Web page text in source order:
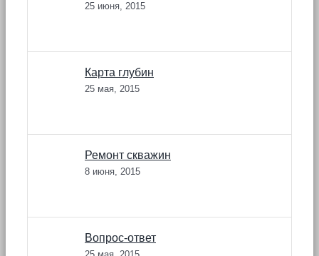
25 июня, 2015
Карта глубин
25 мая, 2015
Ремонт скважин
8 июня, 2015
Вопрос-ответ